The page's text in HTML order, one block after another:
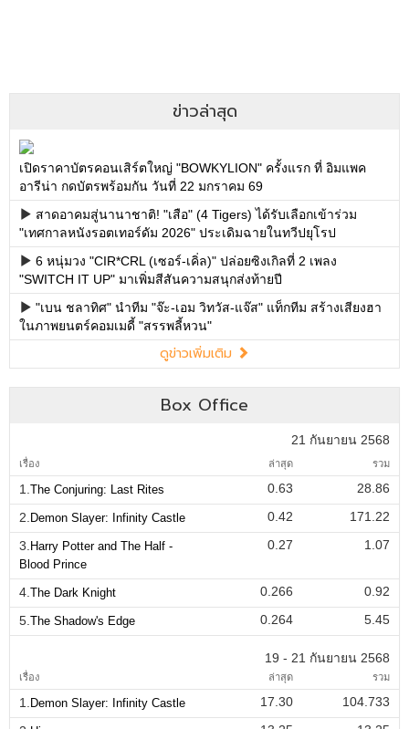
ข่าวล่าสุด
เปิดราคาบัตรคอนเสิร์ตใหญ่ "BOWKYLION" ครั้งแรก ที่ อิมแพค
อารีน่า กดบัตรพร้อมกัน วันที่ 22 มกราคม 69
สาดอาคมสู่นานาชาติ! "เสือ" (4 Tigers) ได้รับเลือกเข้าร่วม
"เทศกาลหนังรอตเทอร์ดัม 2026" ประเดิมฉายในทวีปยุโรป
6 หนุ่มวง "CIR*CRL (เซอร์-เคิ่ล)" ปล่อยซิงเกิลที่ 2 เพลง
"SWITCH IT UP" มาเพิ่มสีสันความสนุกส่งท้ายปี
"เบน ชลาทิศ" นำทีม "จ๊ะ-เอม วิทวัส-แจ๊ส" แท็กทีม สร้างเสียงฮา
ในภาพยนตร์คอมเมดี้ "สรรพลี้หวน"
ดูข่าวเพิ่มเติม
Box Office
21 กันยายน 2568
เรื่อง ล่าสุด รวม
1. The Conjuring: Last Rites 0.63
28.86
2. Demon Slayer: Infinity Castle 0.42
171.22
3. Harry Potter and The Half -
Blood Prince
0.27 1.07
4. The Dark Knight 0.266
0.92
5. The Shadow's Edge 0.264 5.45
19 - 21 กันยายน 2568
เรื่อง ล่าสุด รวม
1. Demon Slayer: Infinity Castle 17.30
104.733